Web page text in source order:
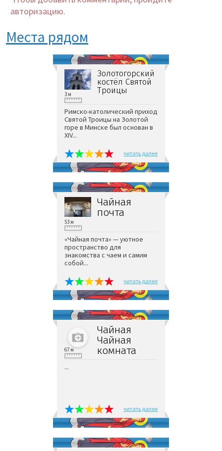
авторизацию.
Места рядом
Золотогорский
костёл Святой
Троицы
3 м
Римско-католический приход
Святой Троицы на Золотой
горе в Минске был основан в
XIV...
читать далее
Чайная
почта
53 м
«Чайная почта» — уютное
пространство для
знакомства с чаем и самим
собой...
читать далее
Чайная
Чайная
комната
67 м
...
читать далее